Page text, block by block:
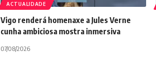
ACTUALIDADE
Vigo renderá homenaxe a Jules Verne
cunha ambiciosa mostra inmersiva
07/08/2026